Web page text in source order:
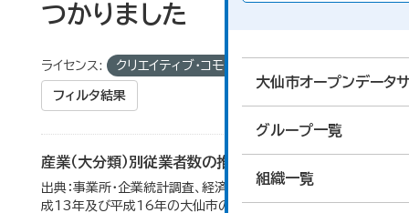
大仙市オープンデータ
グループ一覧
組織一覧
つかりました
ライセンス: クリエイティブ・コモンズ 表示
フィルタ結果
産業（大分類）別従業者数の推移
出典：事業所・企業統計調査、経済センサス。 平成11年、平
成13年及び平成16年の大仙市の数値は、合併前、合併後